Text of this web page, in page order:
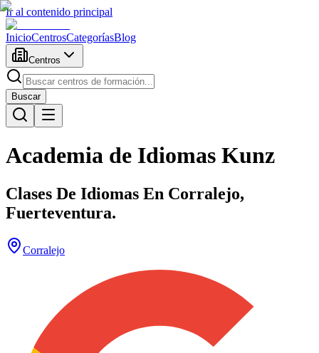
Ir al contenido principal
InicioCentrosCategoríasBlog
Centros
Buscar
Academia de Idiomas Kunz
Clases De Idiomas En Corralejo,
Fuerteventura.
Corralejo